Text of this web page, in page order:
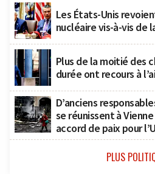
Les États-Unis
nucléaire vis-à-vis de
Plus de la moitié des
durée ont recours à
D’anciens
se réunissent à
accord de paix pour
PLUS